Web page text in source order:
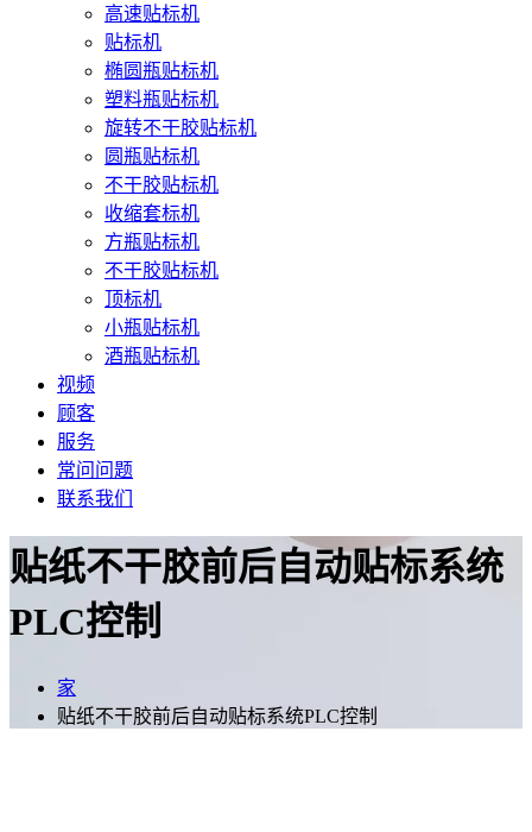
高速贴标机
贴标机
椭圆瓶贴标机
塑料瓶贴标机
旋转不干胶贴标机
圆瓶贴标机
不干胶贴标机
收缩套标机
方瓶贴标机
不干胶贴标机
顶标机
小瓶贴标机
酒瓶贴标机
视频
顾客
服务
常问问题
联系我们
贴纸不干胶前后自动贴标系统
PLC控制
家
贴纸不干胶前后自动贴标系统PLC控制